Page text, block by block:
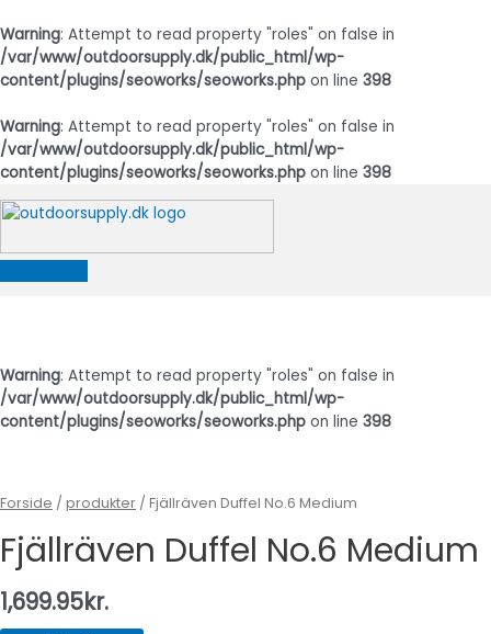
Warning: Attempt to read property "roles" on false in
/var/www/outdoorsupply.dk/public_html/wp-
content/plugins/seoworks/seoworks.php on line 398
Warning: Attempt to read property "roles" on false in
/var/www/outdoorsupply.dk/public_html/wp-
content/plugins/seoworks/seoworks.php on line 398
Gå
til
Warning: Attempt to read property "roles" on false in
/var/www/outdoorsupply.dk/public_html/wp-
content/plugins/seoworks/seoworks.php on line 398
Forside / produkter / Fjällräven Duffel No.6 Medium
Fjällräven Duffel No.6 Medium
1,699.95kr.